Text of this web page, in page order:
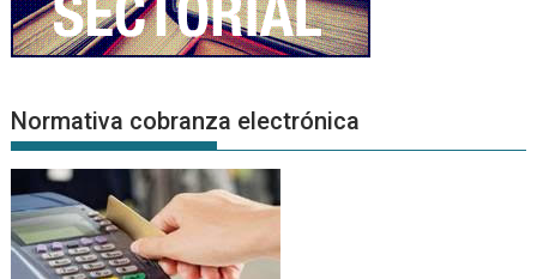
Normativa cobranza electrónica